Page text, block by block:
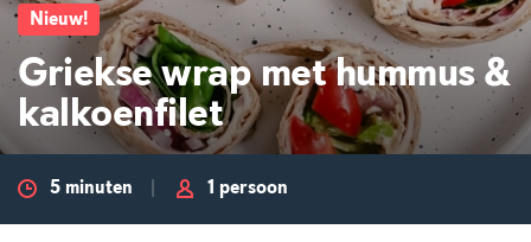
Nieuw!
Griekse wrap met hummus &
kalkoenfilet
5 minuten 1 persoon